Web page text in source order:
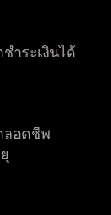
ำระเงินได้
ลอดชีพ